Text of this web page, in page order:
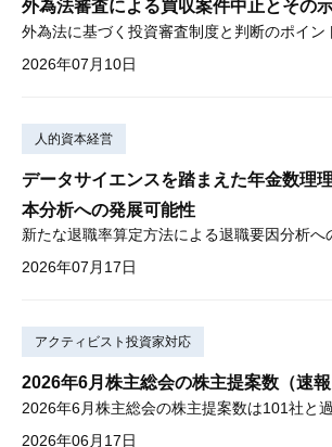
外為法審査による買収案件中止とその
外為法に基づく投資審査制度と判断のポイン
2026年07月10日
人的資本経営
データサイエンスを踏まえた年金数理
本分析への発展可能性
新たな退職率算定方法による退職要因分析へ
2026年07月17日
アクティビスト投資家対応
2026年6月株主総会の株主提案数（速報
2026年06月17日